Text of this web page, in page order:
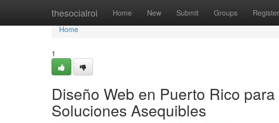
thesocialroi Home New Submit Groups Register
Home
Home
1
Diseño Web en Puerto Rico
Soluciones Asequibles